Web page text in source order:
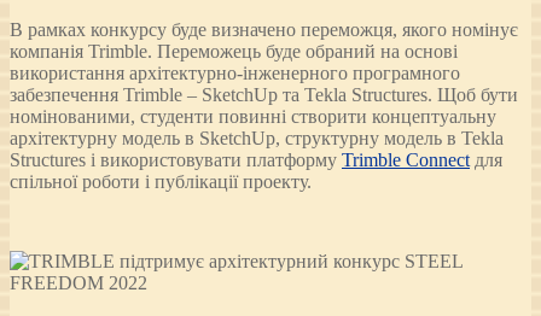
В рамках конкурсу буде визначено переможця, якого номінує
компанія Trimble. Переможець буде обраний на основі
використання архітектурно-інженерного програмного
забезпечення Trimble – SketchUp та Tekla Structures. Щоб бути
номінованими, студенти повинні створити концептуальну
архітектурну модель в SketchUp, структурну модель в Tekla
Structures і використовувати платформу Trimble Connect для
спільної роботи і публікації проекту.